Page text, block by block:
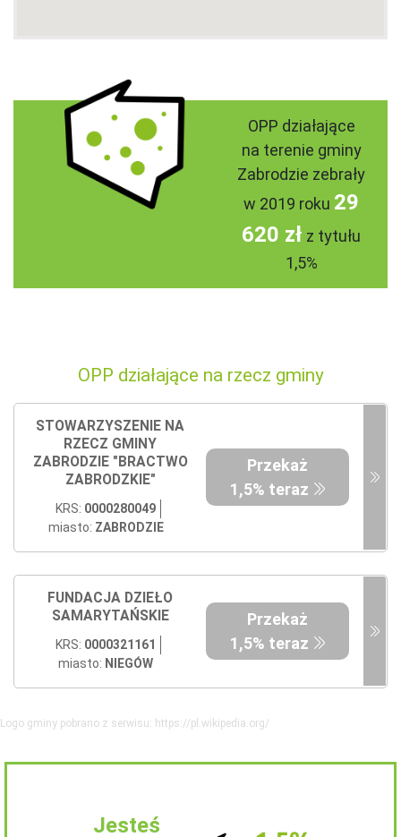
OPP działające
na terenie gminy
Zabrodzie zebrały
w 2019 roku 29
620 zł z tytułu
1,5%
OPP działające na rzecz gminy
STOWARZYSZENIE NA
RZECZ GMINY
ZABRODZIE "BRACTWO
ZABRODZKIE"
KRS: 0000280049
miasto: ZABRODZIE
Przekaż
1,5% teraz
FUNDACJA DZIEŁO
SAMARYTAŃSKIE
KRS: 0000321161
miasto: NIEGÓW
Przekaż
1,5% teraz
Logo gminy pobrano z serwisu: https://pl.wikipedia.org/
Jesteś